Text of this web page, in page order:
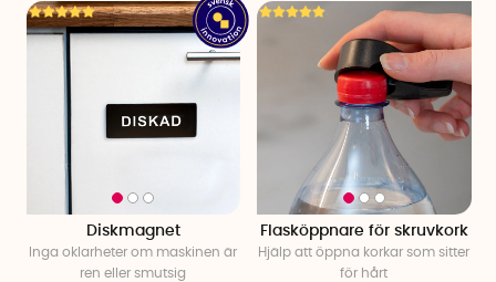
Diskmagnet
Inga oklarheter om maskinen är
ren eller smutsig
Flasköppnare för skruvkork
Hjälp att öppna korkar som sitter
för hårt